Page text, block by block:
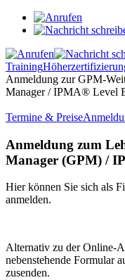
Training
Anmeldung zur GPM-
Manager / IPMA® Level
Termine & Preise
Anmeldung zum
Manager (GPM) /
Hier können Sie sich als
anmelden.
Alternativ zu der Online-
nebenstehende Formular
zusenden.